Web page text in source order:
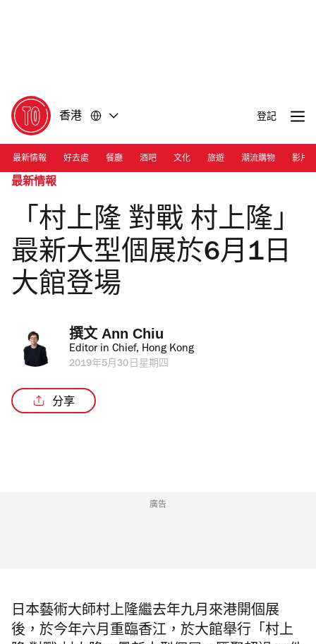
香港 登記
最新情報 好去處 餐廳 酒吧 文化 旅遊 潮流購物 影片
最新情報
「村上隆 對戰 村上隆」
最新大型個展於6月1日
大館登場
撰文 Ann Chiu
Editor in Chief, Hong Kong
2019年5月30日星期四
分享
廣告
日本藝術大師村上隆繼去年九月來港開個展
後，於今年六月重臨香江，於大館舉行「村上